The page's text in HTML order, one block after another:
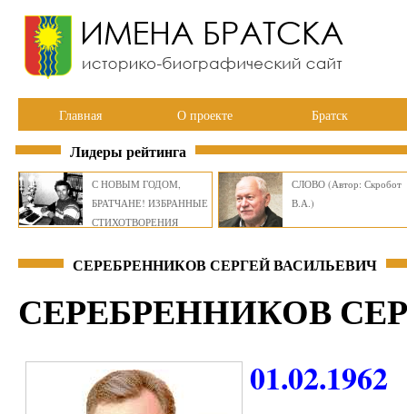
Главная О проекте Братск
Лидеры рейтинга
С НОВЫМ ГОДОМ,
БРАТЧАНЕ! ИЗБРАННЫЕ
СТИХОТВОРЕНИЯ
СЛОВО (Автор: Скробот
В.А.)
СЕРЕБРЕННИКОВ СЕРГЕЙ ВАСИЛЬЕВИЧ
СЕРЕБРЕННИКОВ
01.02.1962